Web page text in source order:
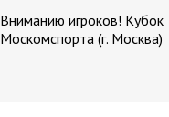
Вниманию игроков! Кубок
Москомспорта (г. Москва)